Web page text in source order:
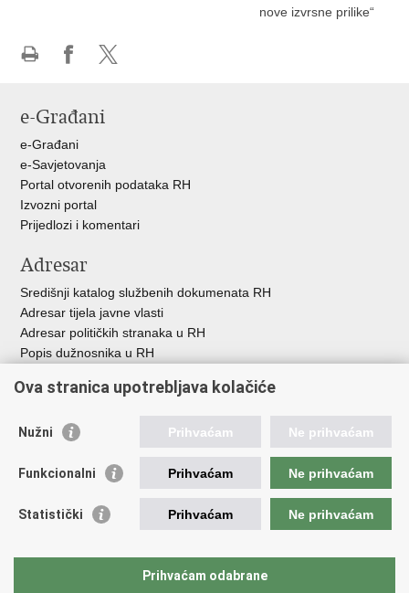
nove izvrsne prilike“
Facebooku
X-
e-Građani
e-Građani
e-Savjetovanja
Portal otvorenih podataka RH
Izvozni portal
Prijedlozi i komentari
Adresar
Središnji katalog službenih dokumenata RH
Adresar tijela javne vlasti
Adresar političkih stranaka u RH
Popis dužnosnika u RH
Pozivi za žurnu pomoć
Važne poveznice
Strukturni i investicijski fondovi
Središnja agencija za financiranje i ugovaranje
Predstavništvo Europske komisije u Hrvatskoj
Europski parlament
Ova stranica upotrebljava kolačiće
Nužni Prihvaćam Ne prihvaćam
Funkcionalni Prihvaćam Ne prihvaćam
Statistički Prihvaćam Ne prihvaćam
Prihvaćam odabrane